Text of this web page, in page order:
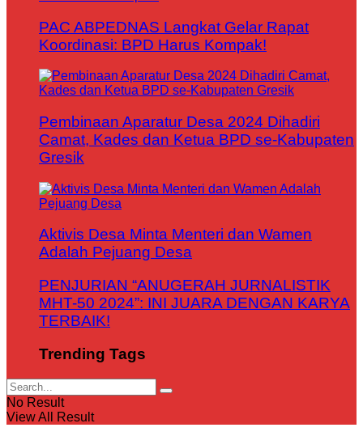
PAC ABPEDNAS Langkat Gelar Rapat
Koordinasi: BPD Harus Kompak!
Pembinaan Aparatur Desa 2024 Dihadiri
Camat, Kades dan Ketua BPD se-Kabupaten
Gresik
Aktivis Desa Minta Menteri dan Wamen
Adalah Pejuang Desa
PENJURIAN “ANUGERAH JURNALISTIK
MHT-50 2024”: INI JUARA DENGAN KARYA
TERBAIK!
Trending Tags
No Result
View All Result